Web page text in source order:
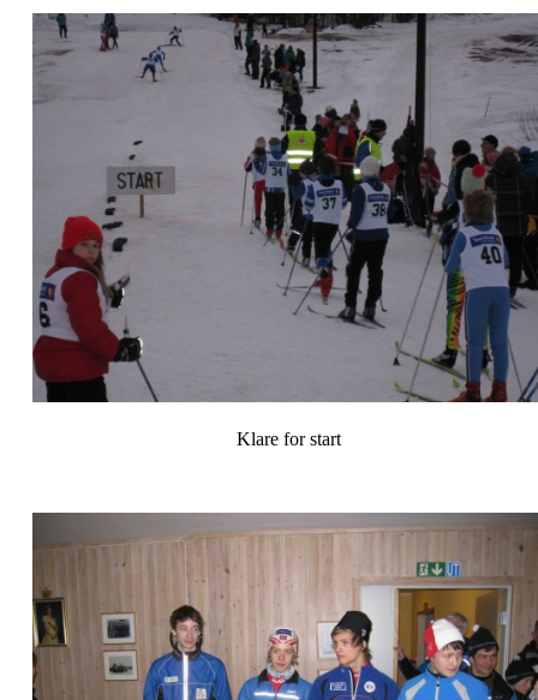
Klare for start